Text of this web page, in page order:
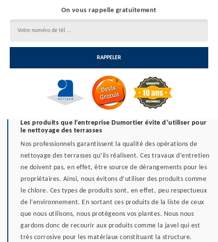
On vous rappelle gratuitement
Les produits que l’entreprise Dumortier évite d’utiliser pour
le nettoyage des terrasses
Nos professionnels garantissent la qualité des opérations de
nettoyage des terrasses qu’ils réalisent. Ces travaux d’entretien
ne doivent pas, en effet, être source de dérangements pour les
propriétaires. Ainsi, nous évitons d’utiliser des produits comme
le chlore. Ces types de produits sont, en effet, peu respectueux
de l’environnement. En sortant ces produits de la liste de ceux
que nous utilisons, nous protégeons vos plantes. Nous nous
gardons donc de recourir aux produits comme la javel qui est
très corrosive pour les matériaux constituant la structure.